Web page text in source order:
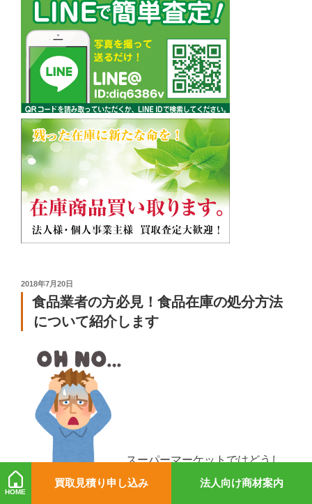
投
2018年7月20日
食品業者の方必見！食品在庫の処分方法
について紹介します
スーパーマーケットではどうし
てもたくさんの在庫が発生しまいます。
HOME
買取見積り申し込み 法人向け商材案内